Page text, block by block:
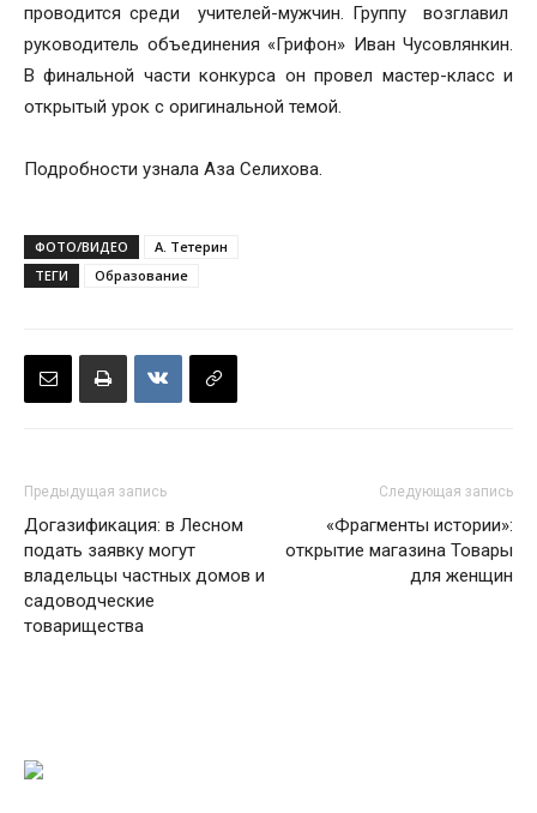
проводится среди учителей-мужчин. Группу возглавил
руководитель объединения «Грифон» Иван Чусовлянкин.
В финальной части конкурса он провел мастер-класс и
открытый урок с оригинальной темой.
Подробности узнала Аза Селихова.
ФОТО/ВИДЕО
А. Тетерин
ТЕГИ
Образование
Предыдущая запись
Догазификация: в Лесном
подать заявку могут
владельцы частных домов и
садоводческие
товарищества
Следующая запись
«Фрагменты истории»:
открытие магазина Товары
для женщин